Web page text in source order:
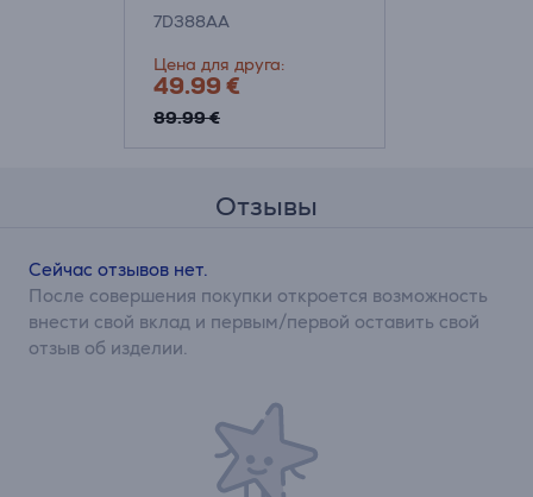
7D388AA
Цена для друга:
49.99 €
89.99 €
Отзывы
Сейчас отзывов нет.
После совершения покупки откроется возможность
внести свой вклад и первым/первой оставить свой
отзыв об изделии.